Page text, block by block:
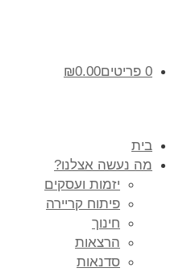
0 פריטים ₪0.00
בית
מה נעשה אצלנו?
יזמות ועסקים
פיתוח קריירה
חינוך
הרצאות
סדנאות